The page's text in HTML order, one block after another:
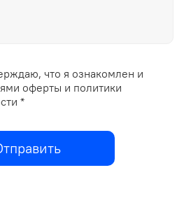
что я ознакомлен и
оферты и политики
*